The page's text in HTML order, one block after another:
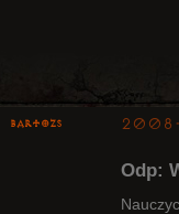
bartozs
Odp: